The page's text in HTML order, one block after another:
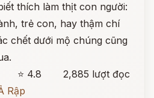
thích làm thịt con người:
trẻ con, hay thậm chí
chết dưới mộ chúng cũng
⭐ 4.8
2,885 lượt đọc
Rập